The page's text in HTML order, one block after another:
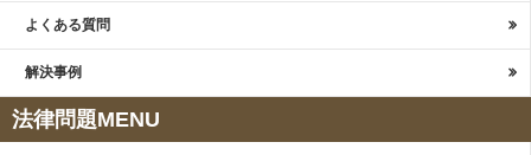
よくある質問
解決事例
法律問題MENU